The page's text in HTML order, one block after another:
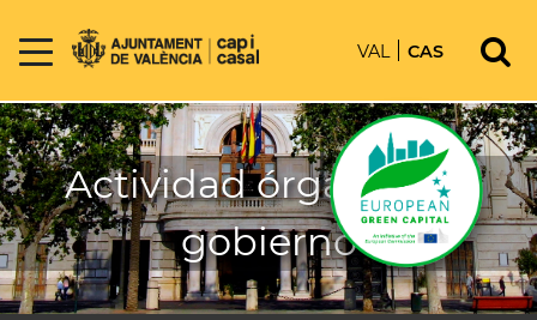
VAL CAS
Actividad órganos de
gobierno